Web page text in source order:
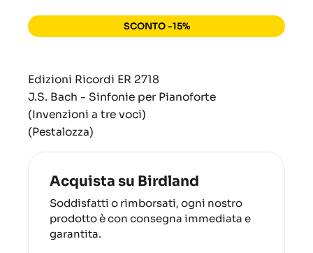
SCONTO -15%
Edizioni Ricordi ER 2718
J.S. Bach - Sinfonie per Pianoforte
(Invenzioni a tre voci)
(Pestalozza)
Acquista su Birdland
Soddisfatti o rimborsati, ogni nostro
prodotto è con consegna immediata e
garantita.